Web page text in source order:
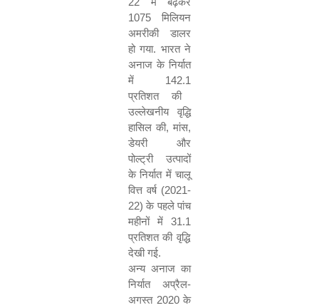
1075 मिलियन
अमरीकी डालर
हो गया. भारत ने
अनाज के निर्यात
में 142.1
प्रतिशत की
उल्लेखनीय वृद्धि
हासिल की, मांस,
डेयरी और
पोल्ट्री उत्पादों
के निर्यात में चालू
वित्त वर्ष (2021-
22)के पहले पांच
महीनों में 31.1
प्रतिशत की वृद्धि
देखी गई.
अन्य अनाज का
निर्यात अप्रैल-
अगस्त 2020के